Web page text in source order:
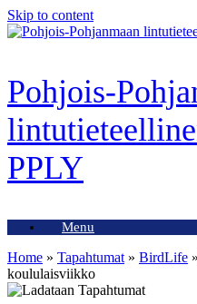
Skip to content
Pohjois-
PPLY
Menu
Home » Tapahtumat » BirdLife »
koululaisviikko